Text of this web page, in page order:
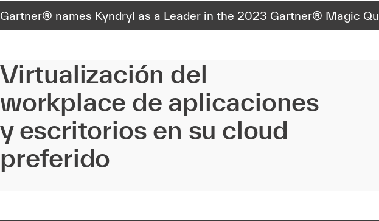
Gartner® names Kyndryl as a Leader in the 2023 Gartner® Magic
Virtualización del
workplace de aplicaciones
y escritorios en su cloud
preferido